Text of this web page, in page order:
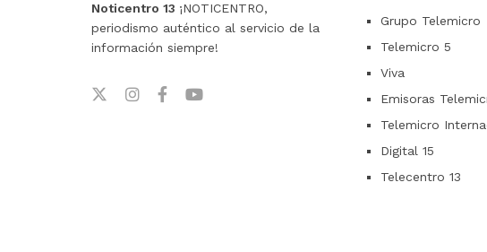
Noticentro 13 ¡NOTICENTRO,
periodismo auténtico al servicio de la
información siempre!
Grupo Telemicro
Telemicro 5
Viva
Emisoras
Telemicro
Digital 15
Telecentro 13